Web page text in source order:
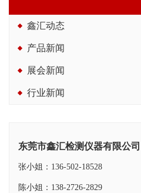
鑫汇动态
产品新闻
展会新闻
行业新闻
东莞市鑫汇检测仪器有限公司
张小姐：136-502-18528
陈小姐：138-2726-2829